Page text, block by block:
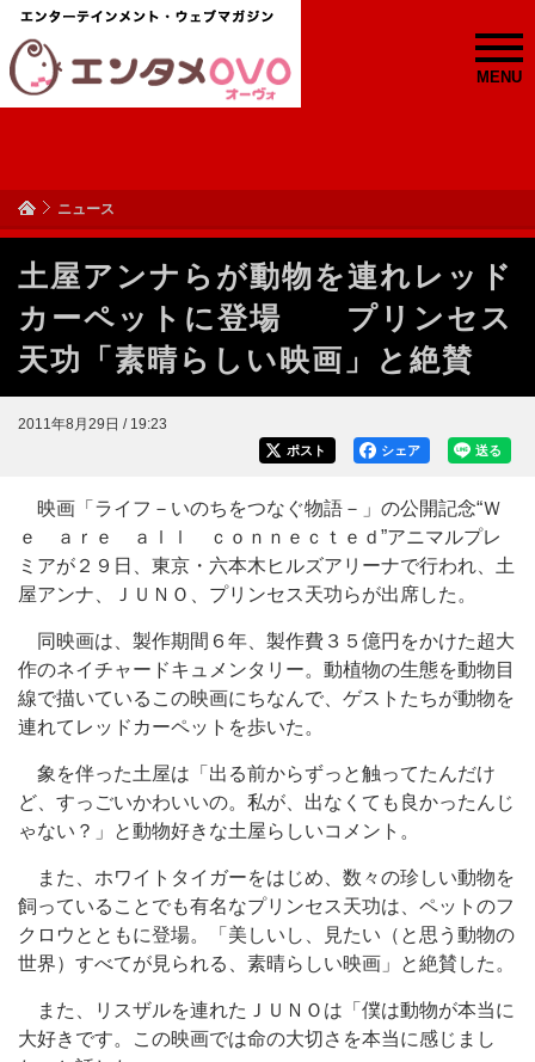
MENU
ニュース
土屋アンナらが動物を連れレッド
カーペットに登場 プリンセス
天功「素晴らしい映画」と絶賛
2011年8月29日 / 19:23
送る
シェア
ポスト
映画「ライフ－いのちをつなぐ物語－」の公開記念“Ｗ
ｅ ａｒｅ ａｌｌ ｃｏｎｎｅｃｔｅｄ”アニマルプレ
ミアが２９日、東京・六本木ヒルズアリーナで行われ、土
屋アンナ、ＪＵＮＯ、プリンセス天功らが出席した。
同映画は、製作期間６年、製作費３５億円をかけた超大
作のネイチャードキュメンタリー。動植物の生態を動物目
線で描いているこの映画にちなんで、ゲストたちが動物を
連れてレッドカーペットを歩いた。
象を伴った土屋は「出る前からずっと触ってたんだけ
ど、すっごいかわいいの。私が、出なくても良かったんじ
ゃない？」と動物好きな土屋らしいコメント。
また、ホワイトタイガーをはじめ、数々の珍しい動物を
飼っていることでも有名なプリンセス天功は、ペットのフ
クロウとともに登場。「美しいし、見たい（と思う動物の
世界）すべてが見られる、素晴らしい映画」と絶賛した。
また、リスザルを連れたＪＵＮＯは「僕は動物が本当に
大好きです。この映画では命の大切さを本当に感じまし